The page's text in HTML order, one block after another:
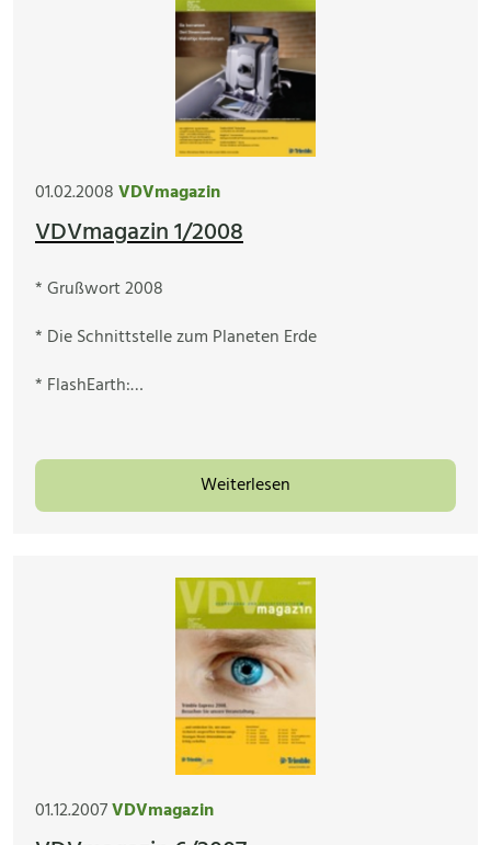
01.02.2008VDVmagazin
VDVmagazin 1/2008
* Grußwort 2008
* Die Schnittstelle zum Planeten Erde
* FlashEarth:…
Weiterlesen
01.12.2007VDVmagazin